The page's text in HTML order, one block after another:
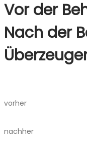
Vor der
Nach der
vorher
nachher